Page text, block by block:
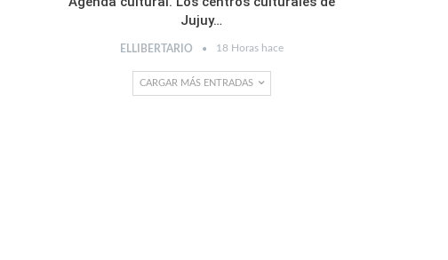
Jujuy…
ELLIBERTARIO 18 Horas hace
CARGAR MÁS ENTRADAS